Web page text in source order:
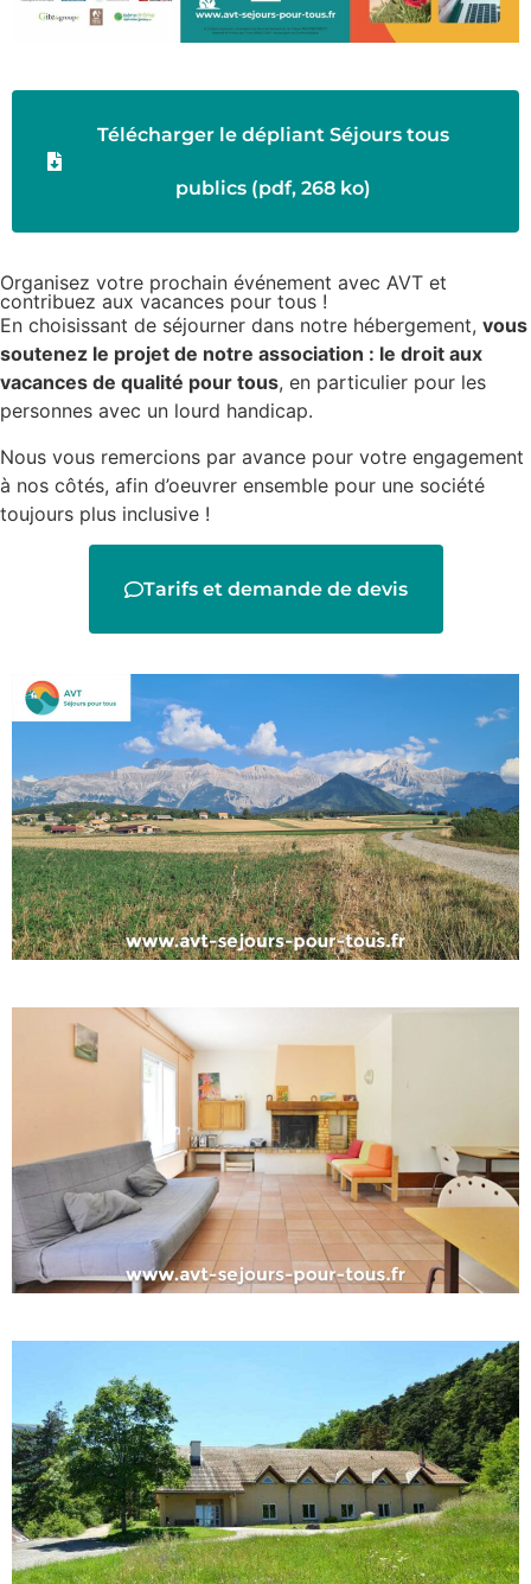
Télécharger le dépliant Séjours tous
publics (pdf, 268 ko)
Organisez votre prochain événement avec AVT et
contribuez aux vacances pour tous !
En choisissant de séjourner dans notre hébergement, vous
soutenez le projet de notre association : le droit aux
vacances de qualité pour tous, en particulier pour les
personnes avec un lourd handicap.
Nous vous remercions par avance pour votre engagement
à nos côtés, afin d’oeuvrer ensemble pour une société
toujours plus inclusive !
Tarifs et demande de devis